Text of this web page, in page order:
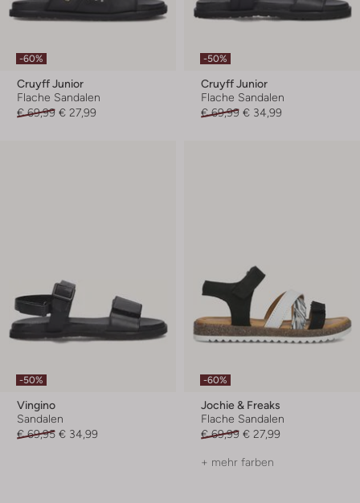
-60%
Cruyff Junior
Flache Sandalen
€ 69,99 € 27,99
-50%
Cruyff Junior
Flache Sandalen
€ 69,99 € 34,99
-50%
Vingino
Sandalen
€ 69,95 € 34,99
-60%
Jochie & Freaks
Flache Sandalen
€ 69,99 € 27,99
+ mehr farben